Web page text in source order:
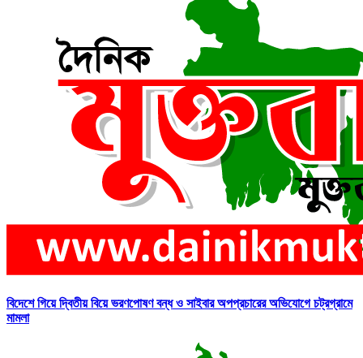
বিদেশে গিয়ে দ্বিতীয় বিয়ে ভরণপোষণ বন্ধ ও সাইবার অপপ্রচারের অভিযোগে চট্রগ্রামে
মামলা